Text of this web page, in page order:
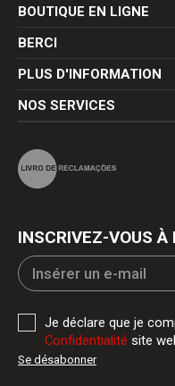
BOUTIQUE EN LIGNE
BERCI
PLUS D'INFORMATION
NOS SERVICES
INSCRIVEZ-VOUS À
Je déclare que je
Confidentialité site
Se désabonner